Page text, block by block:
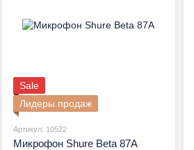
Sale
Лидеры продаж
Артикул: 10522
Микрофон Shure Beta 87A